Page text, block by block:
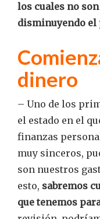
los cuales no
disminuyendo el
dinero
– Uno de los
el estado en el
finanzas
muy sinceros,
son nuestros
esto, sabremos
que tenemos